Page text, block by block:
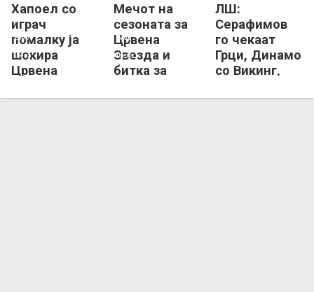
Хапоел со
играч
помалку ја
шокира
Црвена
Унгарија
Хапоел Беер Шева
Мечот на
сезоната за
Црвена
Звезда и
битка за
милиони
Хапоел Беер Шева
ЛШ:
Серафимов
го чекаат
Грци, Динамо
со Викинг,
добро!